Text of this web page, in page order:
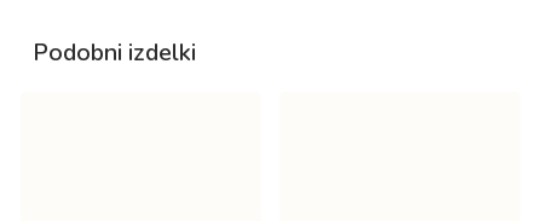
Podobni izdelki